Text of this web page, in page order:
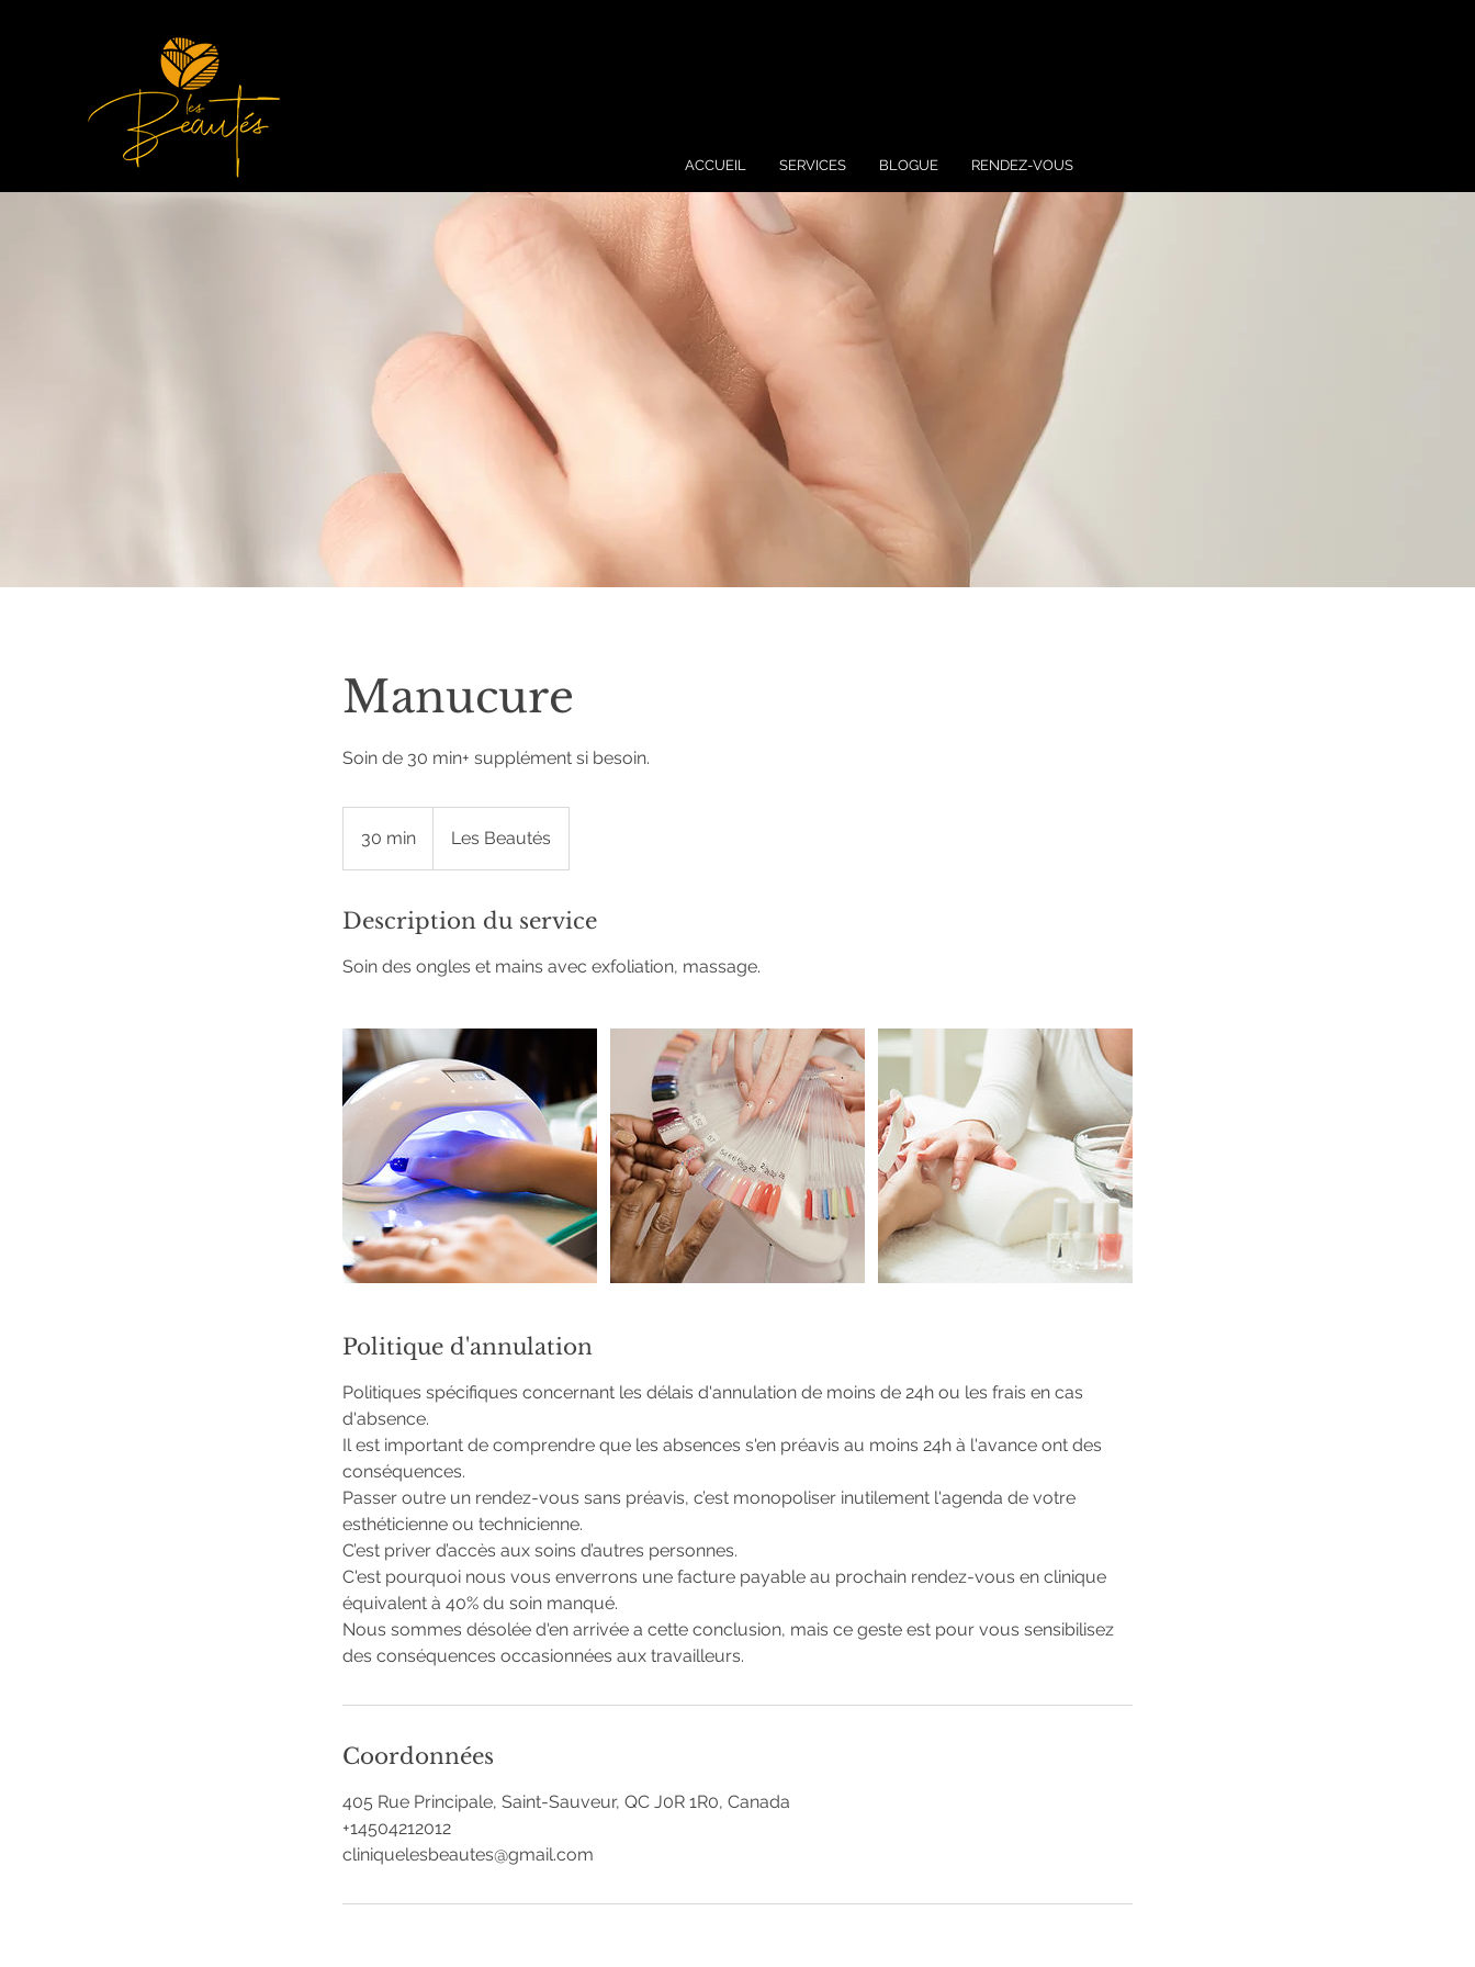
ACCUEIL SERVICES BLOGUE RENDEZ-VOUS
Manucure
Soin de 30 min+ supplément si besoin.
30 min
0
i
Les Beautés
Description du service
Soin des ongles et mains avec exfoliation, massage.
Politique d'annulation
Politiques spécifiques concernant les délais d'annulation de moins de 24h ou les frais en cas
d'absence.
Il est important de comprendre que les absences s'en préavis au moins 24h à l'avance ont des
conséquences.
Passer outre un rendez-vous sans préavis, c’est monopoliser inutilement l'agenda de votre
esthéticienne ou technicienne.
C’est priver d’accès aux soins d’autres personnes.
C'est pourquoi nous vous enverrons une facture payable au prochain rendez-vous en clinique
équivalent à 40% du soin manqué.
Nous sommes désolée d'en arrivée a cette conclusion, mais ce geste est pour vous sensibilisez
des conséquences occasionnées aux travailleurs.
Coordonnées
405 Rue Principale, Saint-Sauveur, QC J0R 1R0, Canada
+14504212012
cliniquelesbeautes@gmail.com